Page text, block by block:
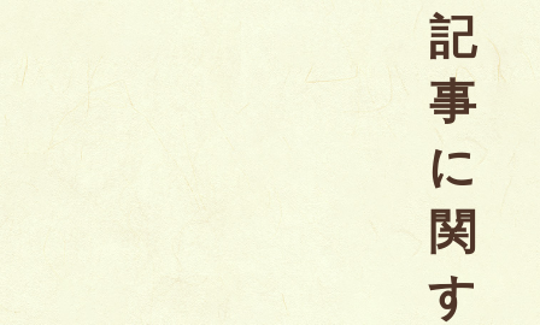
記
事
に
関
す